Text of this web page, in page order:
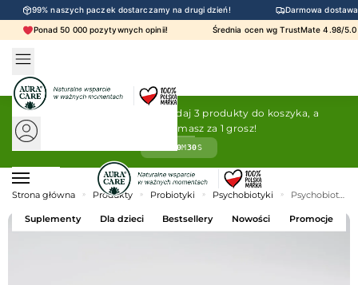
99% naszych paczek dostarczamy na drugi dzień! Darmowa
Ponad 50 000 pozytywnych opinii! Średnia ocen wg TrustMate
Suplementy Dla dzieci Bestsellery Nowości Promocje
Dodaj 3 produkty do koszyka, a
najtańszy otrzymasz za 1 grosz!
40M29S
Strona główna » Produkty » Probiotyki » Psychobiotyki » Psychobiotyk Pozytywne myśli Psychobiotyk + prebiotyk, żywe probiotyki Probiotyki Aura Care | 35 miliardy CFU